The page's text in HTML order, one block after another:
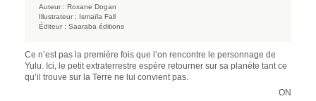
Auteur : Roxane Dogan
Illustrateur : Ismaïla Fall
Éditeur : Saaraba éditions
Ce n’est pas la première fois que l’on rencontre le personnage de
Yulu. Ici, le petit extraterrestre espère retourner sur sa planète tant ce
qu’il trouve sur la Terre ne lui convient pas.
ON